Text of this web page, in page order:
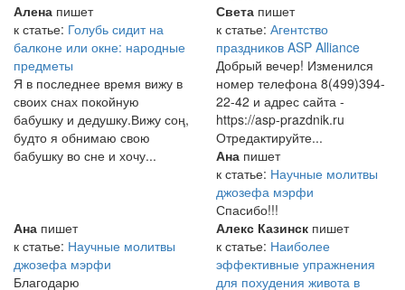
Алена пишет
к статье: Голубь сидит на
балконе или окне: народные
предметы
Я в последнее время вижу в
своих снах покойную
бабушку и дедушку.Вижу соң,
будто я обнимаю свою
бабушку во сне и хочу...
Света пишет
к статье: Агентство
праздников ASP Alliance
Добрый вечер! Изменился
номер телефона 8(499)394-
22-42 и адрес сайта -
https://asp-prazdnik.ru
Отредактируйте...
Ана пишет
к статье: Научные молитвы
джозефа мэрфи
Спасибо!!!
Ана пишет
к статье: Научные молитвы
джозефа мэрфи
Благодарю
Алекс Казинск пишет
к статье: Наиболее
эффективные упражнения
для похудения живота в